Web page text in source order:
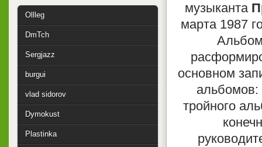
музыканта
марта 1987
основном
альбомов:
тройного
Ollleg
DmTch
Sergjazz
burgui
vlad sidorov
Dymokust
Plastinka